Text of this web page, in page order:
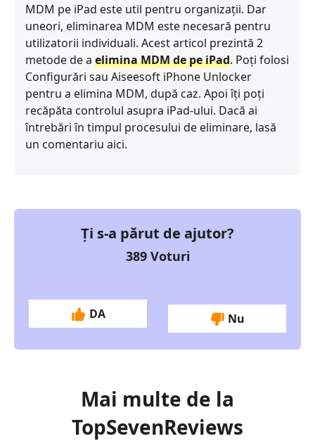
MDM pe iPad este util pentru organizații. Dar
uneori, eliminarea MDM este necesară pentru
utilizatorii individuali. Acest articol prezintă 2
metode de a elimina MDM de pe iPad. Poți folosi
Configurări sau Aiseesoft iPhone Unlocker
pentru a elimina MDM, după caz. Apoi îți poți
recăpăta controlul asupra iPad-ului. Dacă ai
întrebări în timpul procesului de eliminare, lasă
un comentariu aici.
Ți s-a părut de ajutor?
389Voturi
DA Nu
Mai multe de la
TopSevenReviews